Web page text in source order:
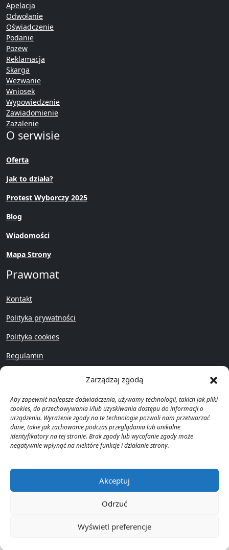
Zarządzaj zgodą
Aby zapewnić najlepsze doświadczenia, używamy technologii, takich jak pliki
cookies, do przechowywania i/lub uzyskiwania dostępu do informacji o
urządzeniu. Wyrażenie zgody na te technologie pozwoli nam przetwarzać
dane, takie jak zachowanie podczas przeglądania lub unikalne
identyfikatory na tej stronie. Brak zgody lub wycofanie zgody może
negatywnie wpłynąć na niektóre funkcje i działanie strony.
Akceptuj
Odrzuć
Wyświetl preferencje
Apelacja
Odwołanie
Oświadczenie
Podanie
Pozew
Reklamacja
Skarga
Wezwanie
Wniosek
Wypowiedzenie
Zawiadomienie
Zażalenie
O serwisie
Oferta
Jak to działa?
Protest Wyborczy 2025
Blog
Wiadomości
Mapa Strony
Prawomat
Kontakt
Polityka prywatności
Polityka cookies
Regulamin
Copyright © Prawomat 2023 -